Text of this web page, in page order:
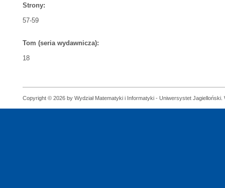
Strony:
57-59
Tom (seria wydawnicza):
18
Copyright © 2026 by Wydział Matematyki i Informatyki - Uniwersystet